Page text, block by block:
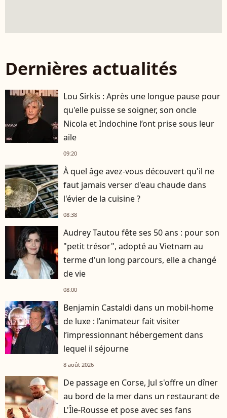
Dernières actualités
Lou Sirkis : Après une longue pause pour
qu'elle puisse se soigner, son oncle
Nicola et Indochine l’ont prise sous leur
aile
09:20
À quel âge avez-vous découvert qu'il ne
faut jamais verser d'eau chaude dans
l'évier de la cuisine ?
08:38
Audrey Tautou fête ses 50 ans : pour son
"petit trésor", adopté au Vietnam au
terme d'un long parcours, elle a changé
de vie
08:00
Benjamin Castaldi dans un mobil-home
de luxe : l’animateur fait visiter
l’impressionnant hébergement dans
lequel il séjourne
8 août 2026
De passage en Corse, Jul s'offre un dîner
au bord de la mer dans un restaurant de
L'Île-Rousse et pose avec ses fans